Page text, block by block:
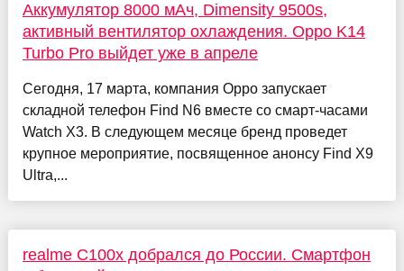
Аккумулятор 8000 мАч, Dimensity 9500s,
активный вентилятор охлаждения. Oppo K14
Turbo Pro выйдет уже в апреле
Сегодня, 17 марта, компания Oppo запускает
складной телефон Find N6 вместе со смарт-часами
Watch X3. В следующем месяце бренд проведет
крупное мероприятие, посвященное анонсу Find X9
Ultra,...
realme C100x добрался до России. Смартфон